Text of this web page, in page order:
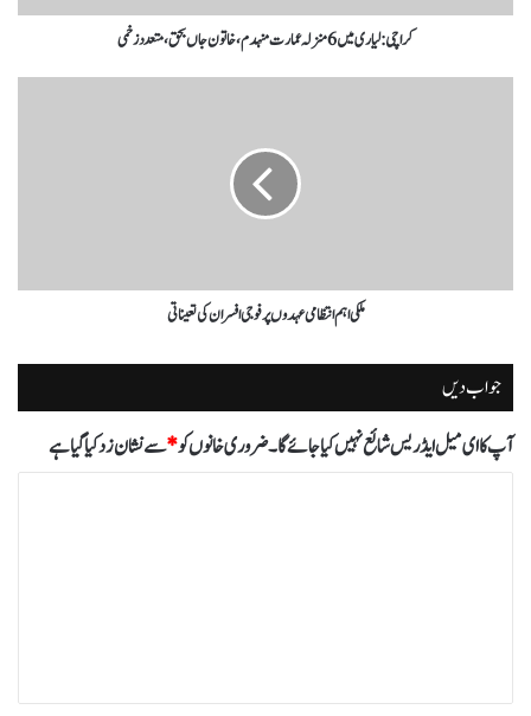
کراچی:لیاری میں 6 منزلہ عمارت منہدم، خاتون جاں بحق، متعدد زخمی
ملکی اہم انتظامی عہدوں پر فوجی افسران کی تعیناتی
جواب دیں
آپ کا ای میل ایڈریس شائع نہیں کیا جائے گا۔ضروری خانوں کو*سے نشان زد کیا گیا ہے